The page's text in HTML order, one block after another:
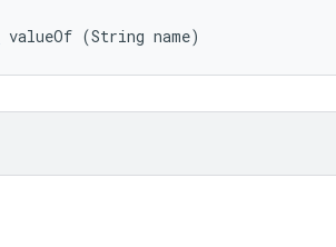
valueOf (String name)